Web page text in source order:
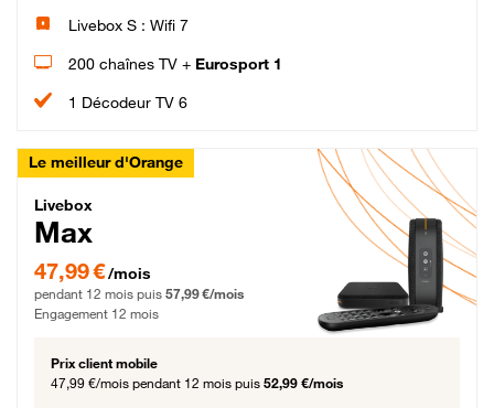
Livebox S : Wifi 7
200 chaînes TV + Eurosport 1
1 Décodeur TV 6
Le meilleur d'Orange
Livebox Max Fibre
Livebox
Max
47,99 € par mois pendant 12 mois puis 57,99 € par mois, Engagement 12 mois
47,99 €/mois
pendant 12 mois puis 57,99 €/mois
Engagement 12 mois
Prix client mobile
47,99 €/mois pendant 12 mois puis 52,99 €/mois